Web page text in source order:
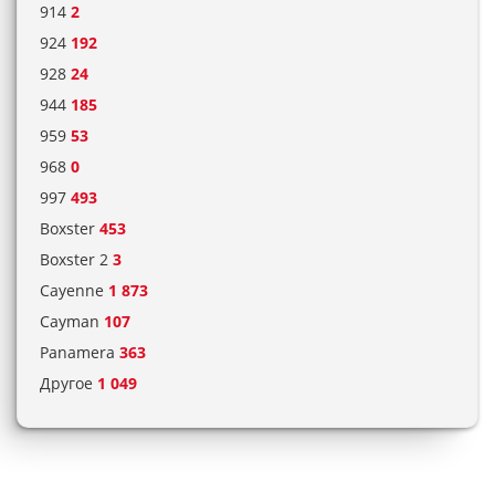
914 2
924 192
928 24
944 185
959 53
968 0
997 493
Boxster 453
Boxster 2 3
Cayenne 1 873
Cayman 107
Panamera 363
Другое 1 049